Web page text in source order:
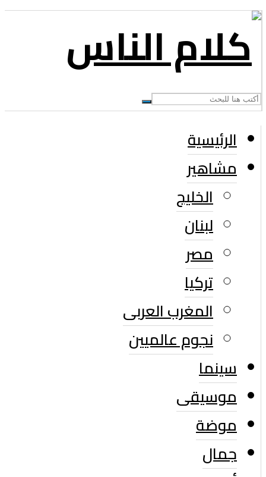
الرئيسية
مشاهير
الخليج
لبنان
مصر
تركيا
المغرب العربى
نجوم عالميين
سينما
موسيقى
موضة
جمال